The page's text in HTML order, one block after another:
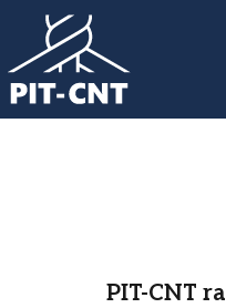
PIT-CNT